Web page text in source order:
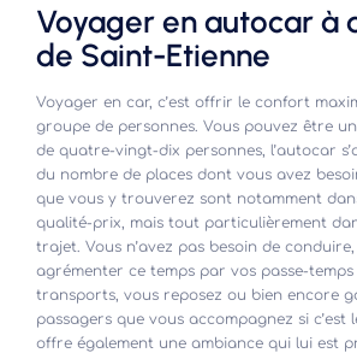
Voyager en autocar à
de Saint-Etienne
Voyager en car, c’est offrir le confort
groupe de personnes. Vous pouvez être
de quatre-vingt-dix personnes, l’autocar
du nombre de places dont vous avez
que vous y trouverez sont notamment
qualité-prix, mais tout particulièrement
trajet. Vous n’avez pas besoin de
agrémenter ce temps par vos passe-
transports, vous reposez ou bien encore
passagers que vous accompagnez si c’est
offre également une ambiance qui lui est